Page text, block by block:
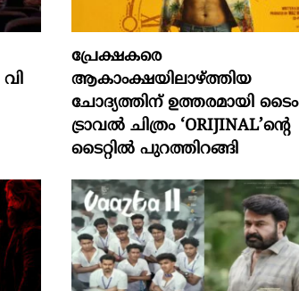
പ്രേക്ഷകരെ
ആകാംക്ഷയിലാഴ്ത്തിയ
ചോദ്യത്തിന് ഉത്തരമായി ടൈം
ട്രാവൽ ചിത്രം ‘ORIJINAL’ന്റെ
ടൈറ്റിൽ പുറത്തിറങ്ങി